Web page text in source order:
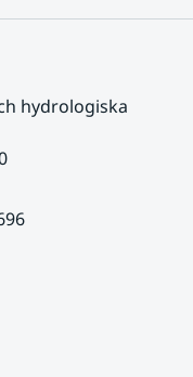
hydrologiska